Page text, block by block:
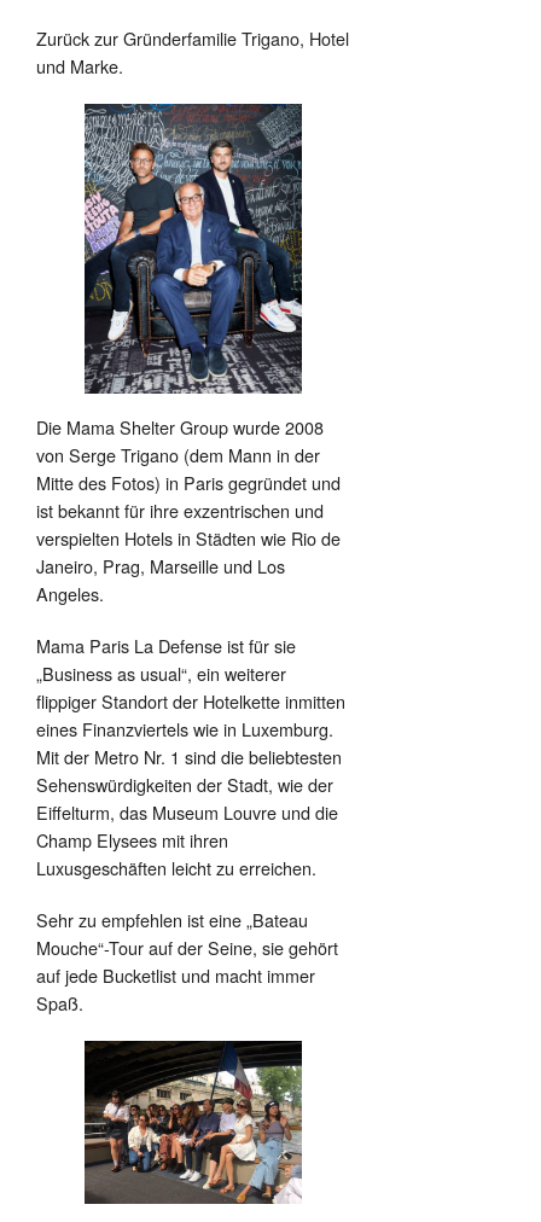
Zurück zur Gründerfamilie Trigano, Hotel
und Marke.
Die Mama Shelter Group wurde 2008
von Serge Trigano (dem Mann in der
Mitte des Fotos) in Paris gegründet und
ist bekannt für ihre exzentrischen und
verspielten Hotels in Städten wie Rio de
Janeiro, Prag, Marseille und Los
Angeles.
Mama Paris La Defense ist für sie
„Business as usual“, ein weiterer
flippiger Standort der Hotelkette inmitten
eines Finanzviertels wie in Luxemburg.
Mit der Metro Nr. 1 sind die beliebtesten
Sehenswürdigkeiten der Stadt, wie der
Eiffelturm, das Museum Louvre und die
Champ Elysees mit ihren
Luxusgeschäften leicht zu erreichen.
Sehr zu empfehlen ist eine „Bateau
Mouche“-Tour auf der Seine, sie gehört
auf jede Bucketlist und macht immer
Spaß.